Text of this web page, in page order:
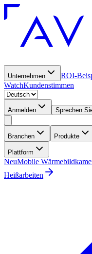
Unternehmen ROI-
WatchKundenstimmen
Anmelden Sprechen
Branchen Produkte
Plattform
NeuMobile
Heißarbeiten